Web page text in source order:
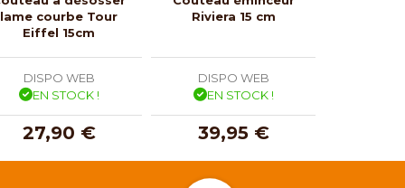
lame courbe Tour
Eiffel 15cm
DISPO WEB
EN STOCK !
27,90 €
Riviera 15 cm
DISPO WEB
EN STOCK !
39,95 €